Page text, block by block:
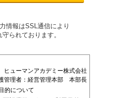
情報はSSL通信により
られております。